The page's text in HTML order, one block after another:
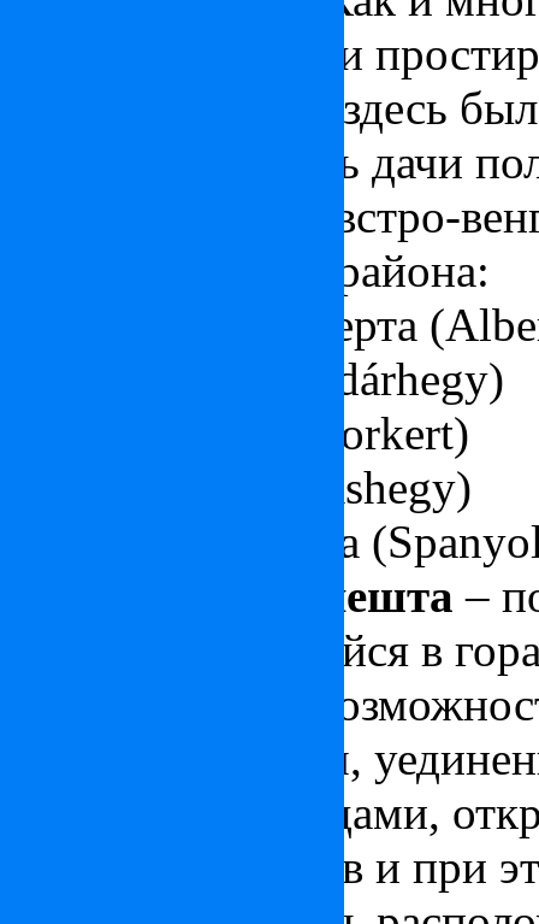
начало от Дуная и
начале XX веков здесь
где располагались дачи
интеллигенции австро-
Основные части района:
Деревушка Альберта
Птичья гора (Madárhegy)
Сад Надора (Nádorkert)
Орлиная гора (Sashegy)
Испанская поляна
XII район Будапешта –
район, находящийся в
местность дает
чистым воздухом,
прекрасными видами,
будайских холмов и при